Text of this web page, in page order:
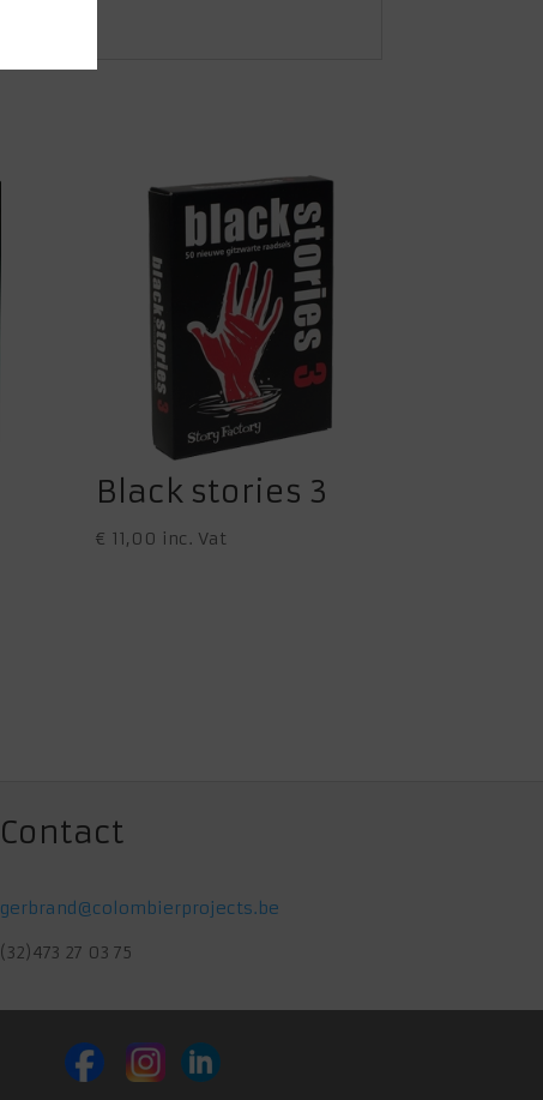
Black stories 3
€ 11,00 inc. Vat
Contact
gerbrand@colombierprojects.be
(32)473 27 03 75